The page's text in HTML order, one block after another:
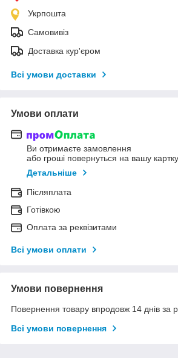
Укрпошта
Самовивіз
Доставка кур'єром
Всі умови доставки
Умови оплати
Ви отримаєте замовлення
або гроші повернуться на вашу картку
Детальніше
Післяплата
Готівкою
Оплата за реквізитами
Всі умови оплати
Умови повернення
Повернення товару впродовж 14 днів за
Всі умови повернення